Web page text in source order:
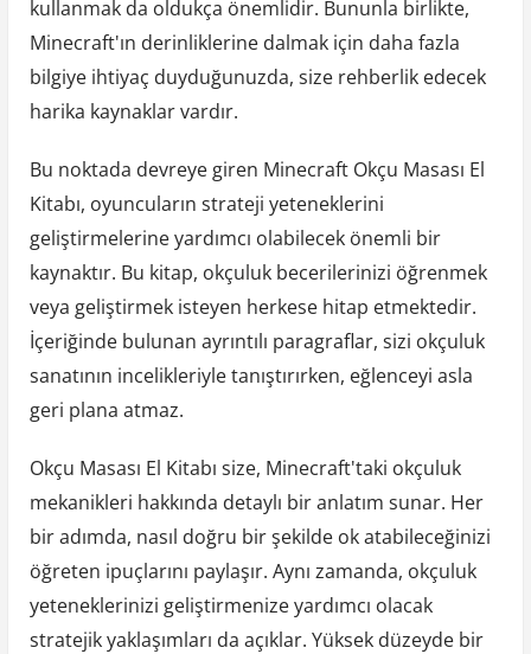
kullanmak da oldukça önemlidir. Bununla birlikte,
Minecraft'ın derinliklerine dalmak için daha fazla
bilgiye ihtiyaç duyduğunuzda, size rehberlik edecek
harika kaynaklar vardır.
Bu noktada devreye giren Minecraft Okçu Masası El
Kitabı, oyuncuların strateji yeteneklerini
geliştirmelerine yardımcı olabilecek önemli bir
kaynaktır. Bu kitap, okçuluk becerilerinizi öğrenmek
veya geliştirmek isteyen herkese hitap etmektedir.
İçeriğinde bulunan ayrıntılı paragraflar, sizi okçuluk
sanatının incelikleriyle tanıştırırken, eğlenceyi asla
geri plana atmaz.
Okçu Masası El Kitabı size, Minecraft'taki okçuluk
mekanikleri hakkında detaylı bir anlatım sunar. Her
bir adımda, nasıl doğru bir şekilde ok atabileceğinizi
öğreten ipuçlarını paylaşır. Aynı zamanda, okçuluk
yeteneklerinizi geliştirmenize yardımcı olacak
stratejik yaklaşımları da açıklar. Yüksek düzeyde bir